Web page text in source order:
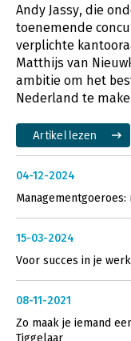
Andy Jassy, die
toenemende
verplichte
Matthijs van
ambitie om het
Nederland te
Artikel lezen
04-12-2024
15-03-2024
Voor succes in je
08-11-2021
Zo maak je iemand
Tiggelaar